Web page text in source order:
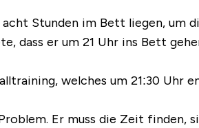
Stunden im Bett liegen, um
dass er um 21 Uhr ins Bett
welches um 21:30 Uhr
Er muss die Zeit finden,